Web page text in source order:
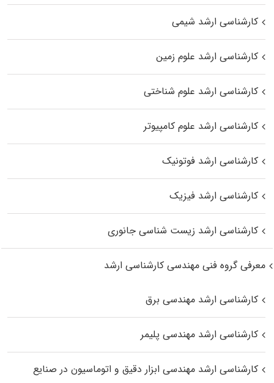
کارشناسی ارشد شیمی
کارشناسی ارشد علوم زمین
کارشناسی ارشد علوم شناختی
کارشناسی ارشد علوم کامپیوتر
کارشناسی ارشد فوتونیک
کارشناسی ارشد فیزیک
کارشناسی ارشد زیست‌ شناسی جانوری
معرفی گروه فنی مهندسی کارشناسی ارشد
کارشناسی ارشد مهندسی برق
کارشناسی ارشد مهندسی پلیمر
کارشناسی ارشد مهندسی ابزار دقیق و اتوماسیون در صنایع